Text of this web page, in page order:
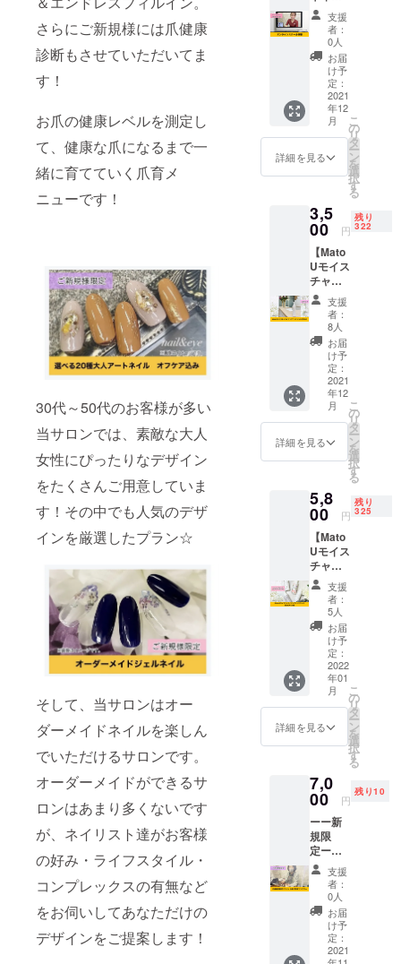
さらにご新規様には爪健康
診断もさせていただいてま
す！
お爪の健康レベルを測定し
て、健康な爪になるまで一
緒に育てていく爪育メ
ニューです！
30代～50代のお客様が多い
当サロンでは、素敵な大人
女性にぴったりなデザイン
をたくさんご用意していま
す！その中でも人気のデザ
インを厳選したプラン☆
そして、当サロンはオー
ダーメイドネイルを楽しん
でいただけるサロンです。
オーダーメイドができるサ
ロンはあまり多くないです
が、ネイリスト達がお客様
の好み・ライフスタイル・
コンプレックスの有無など
をお伺いしてあなただけの
デザインをご提案します！
ク）」を運
営
2019年 株
Vianduを設
立
2020年 新
「MatoU」
美しく
しっと
りと保
ちま
す。 ※
送料
（800
円）込
みのお
値段で
す。
年1月中
けとな
りま
す。 ※
デコ
レー
ション
ラベル
付き。
デザイ
ンは届
いてか
らのお
たのし
分ー エ
ル、
水、Ｂ
キシエ
タノー
ル、カ
ルボ
マー、
ＴＥ
Ａ、Ｅ
ＤＴＡ
－２Ｎ
ａ、ヒ
アルロ
ン酸ヒ
ドロキ
シプロ
ピルト
ウム、
アロエ
ス、ユ
ズ果実
ス、
ショウ
ガ根エ
キス、
ワイル
ドタイ
ムエキ
ス、
ローズ
マリー
名前を
掲載さ
せてい
ただき
ます。
あなた
のお名
前をこ
れから
開校す
るネイ
でPRで
きま
す。 ※
購入時
の備考
欄に掲
載する
お名前
を必ず
ご記入
くださ
い。 ※
ニック
ネーム
での参
加もで
きま
制作後
から1年
間で
す。
スクー
ル体
験】 こ
れから
開校す
る「多
くのお
客様か
ら選ん
でもら
えるよ
うなネ
イリス
育成す
るネイ
ルス
クール
の体験
ができ
ます。
サロン
ワーク
とビジ
ネスマ
ナーを
学べ、
ネイリ
ストと
して、
もしく
ルを活
かした
仕事で
女性が
経済
的・精
神的に
自立
し、長
く続け
られる
ような
スクー
ルにし
ます！
※日程は
メール
だきま
す。 ※
約2時間
の体験
となり
ます。
※有効期
限は
2021年
12月か
ら1年間
です。
支援
者：
0人
お届
け予
定：
2021
年12
月
詳細を見る
こ
の
リ
タ
ー
ン
を
選
択
す
る
3,5
00 円
残り
322
【Mato
Uモイス
チャラ
イジン
グハン
ドジェ
ル
200ml
】 米・
サトウ
キビ・
トウモ
ロコシ
を原料
にした
アル
を57%
配合し
た、手
指を清
潔に保
つハン
ドジェ
ル。 さ
らっと
したテ
クス
チャー
が肌に
すっと
なじ
み、手
指をリ
来の美
容保湿
成分が
乾燥か
ら肌を
守り、
美しく
しっと
りと保
ちま
す。 シ
ンプル
でスタ
支援
者：
8人
お届
け予
定：
2021
年12
月
詳細を見る
こ
の
リ
タ
ー
ン
を
選
択
す
る
5,8
00 円
残り
325
【Mato
Uモイス
チャラ
イジン
グハン
ドジェ
ル 60ml
入り4個
セッ
ト】
米・サ
トウキ
ビ・ト
ウモロ
コシを
原料に
ルコー
ルを
57%配
合し
た、手
指を清
潔に保
つハン
ドジェ
ル。 さ
らっと
したテ
クス
支援
者：
5人
お届
け予
定：
2022
年01
月
詳細を見る
こ
の
リ
タ
ー
ン
を
選
択
す
る
7,0
00 円
残り10
ーー新
規限
定ーー
【爪健
康診断
付パラ
ジェル
美爪育
成ワン
支援
者：
0人
お届
け予
定：
2021